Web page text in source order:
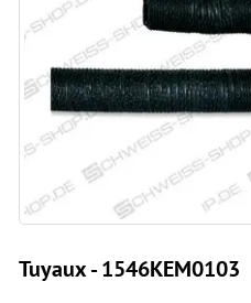
Tuyaux - 1546KEM0103